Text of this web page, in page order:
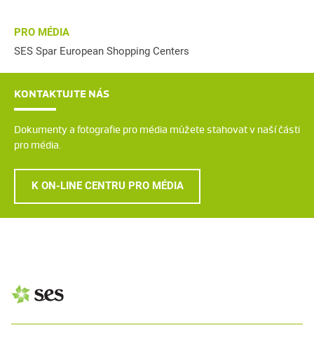
PRO MÉDIA
SES Spar European Shopping Centers
KONTAKTUJTE NÁS
Dokumenty a fotografie pro média můžete stahovat v naší části
pro média.
K ON-LINE CENTRU PRO MÉDIA